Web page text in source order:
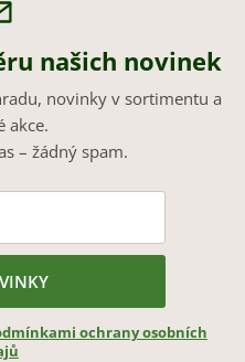
našich novinek
novinky v sortimentu a
akce.
– žádný spam.
ochrany osobních